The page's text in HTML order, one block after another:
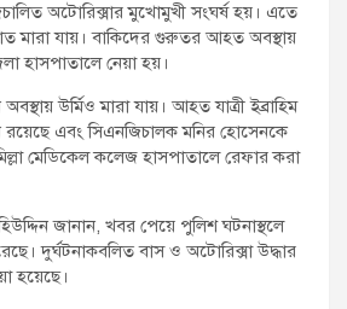
অটোরিক্সার মুখোমুখী সংঘর্ষ হয়। এতে
মারা যায়। বাকিদের গুরুতর আহত অবস্থায়
হাসপাতালে নেয়া হয়।
উর্মিও মারা যায়। আহত যাত্রী ইব্রাহিম
রয়েছে এবং সিএনজিচালক মনির হোসেনকে
মেডিকেল কলেজ হাসপাতালে রেফার করা
জানান, খবর পেয়ে পুলিশ ঘটনাস্থলে
দুর্ঘটনাকবলিত বাস ও অটোরিক্সা উদ্ধার
হয়েছে।